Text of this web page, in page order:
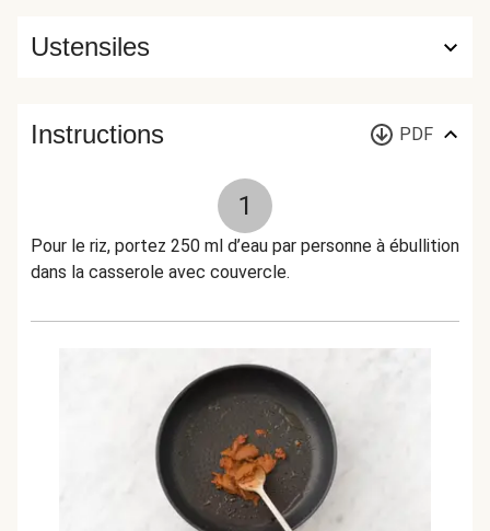
Ustensiles
Instructions PDF
1
Pour le riz, portez 250 ml d’eau par personne à ébullition
dans la casserole avec couvercle.